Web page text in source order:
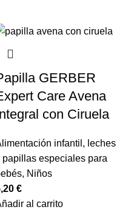
GERBER
Care Avena
con Ciruela
infantil , leches
papillas especiales para
, Niños
€
al carrito